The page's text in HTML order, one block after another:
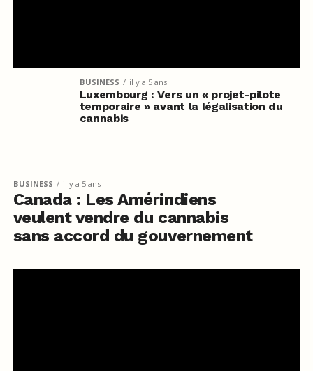
BUSINESS il y a 5 ans
Luxembourg : Vers un « projet-pilote
temporaire » avant la légalisation du
cannabis
BUSINESS il y a 5 ans
Canada : Les Amérindiens
veulent vendre du cannabis
sans accord du gouvernement